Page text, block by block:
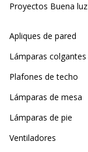
Proyectos Buena luz
Apliques de pared
Lámparas colgantes
Plafones de techo
Lámparas de mesa
Lámparas de pie
Ventiladores